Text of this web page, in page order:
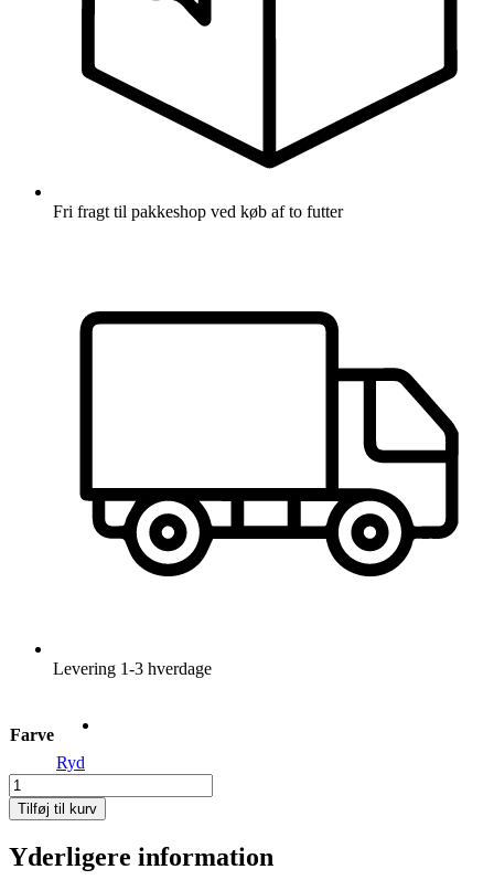
Fri fragt til pakkeshop ved køb af to futter
Levering 1-3 hverdage
Farve
Ryd
Multi-
Cover
|
antal
Tilføj til kurv
Yderligere information